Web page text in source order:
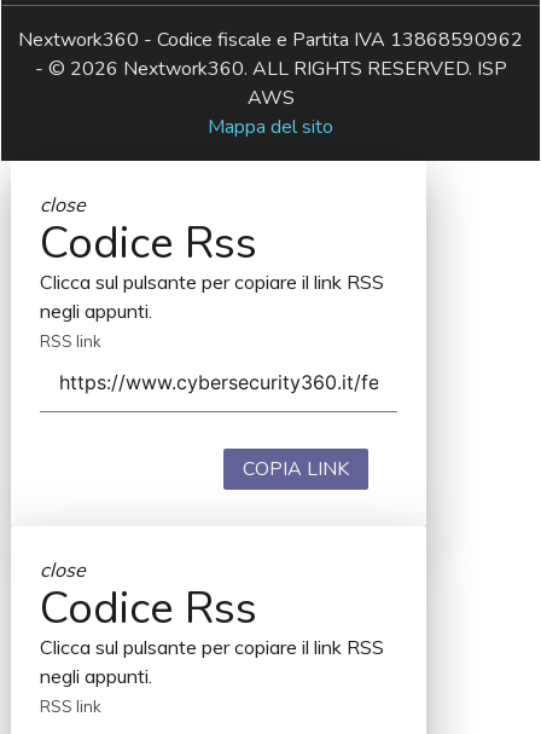
Nextwork360 - Codice fiscale e Partita IVA 13868590962
- © 2026 Nextwork360. ALL RIGHTS RESERVED. ISP
AWS
Mappa del sito
close
Codice Rss
Clicca sul pulsante per copiare il link RSS
negli appunti.
RSS link
COPIA LINK
close
Codice Rss
Clicca sul pulsante per copiare il link RSS
negli appunti.
RSS link